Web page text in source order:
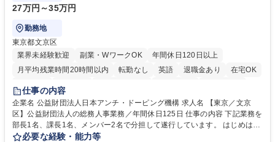
27万円～35万円
勤務地
東京都文京区
業界未経験歓迎
副業・WワークOK
年間休日120日以上
月平均残業時間20時間以内
転勤なし 英語 退職金あり
在宅OK
賞与あり
育休あり
食事補助あり
仕事の内容
企業名 公益財団法人日本アンチ・ドーピング機構 求人名 【東京／文京
区】公益財団法人の総務人事業務／年間休日125日 仕事の内容 下記業務を
部長1名、課長1名、メンバー2名で分担して遂行しています。 はじめは担
当者として業務を覚えていただき、ゆくゆくはリーダーやマネージャーポ
必要な経験・能力等